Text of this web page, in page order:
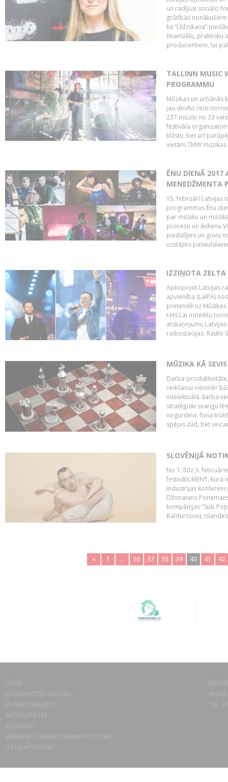
un radījusi sociālo
grūtībās
ka “Līdzskaņa”
finansiālu, praktisku
producentiem, lai
TALLINN MUSIC
PROGRAMMU
Mūzikas un urbānās
jau devīto reizi
237 mūziķi no 33
festivāla
klāstu, bet arī
vietām.TMW
ĒNU DIENĀ 2017
MENEDŽMENTA
15. februārī Latvijas
programmas Ēnu
par mūziku un
procesu un
piedalījies un guvis
uzstājies
IZZIŅOTA ZELTA
Apkopojot Latvijas
apvienība (LaIPA)
pretendē uz
Hits.Lai noteiktu
atskaņojumu
radiostacijas: Radio
MŪZIKA KĀ
Darba
veikšanai vienmēr
intelektuālā darba
stratēģiski svarīgu
nogurdina, fona
spējas zūd, bet
SLOVĒNIJĀ
No 1. līdz 3.
festivāls MENT, kura
industrijas
Džonatans
kompānijas "Sub
Baldursson),
« 1 .. 36 37 38 39 40 41 42
LAIPA
ES IZMANTOJU MŪZIKU
ES RADU MŪZIKU
AKTUALITĀTES
KONTAKTI
SĪKDATŅU IZMANTOŠANAS POLITIKA
DATU APSTRĀDE
TEL.